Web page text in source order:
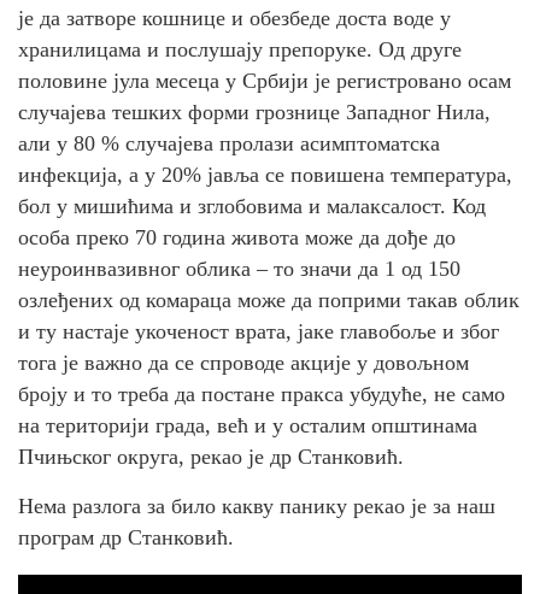
је да затворе кошнице и обезбеде доста воде у
хранилицама и послушају препоруке. Од друге
половине јула месеца у Србији је регистровано осам
случајева тешких форми грознице Западног Нила,
али у 80 % случајева пролази асимптоматска
инфекција, а у 20% јавља се повишена температура,
бол у мишићима и зглобовима и малаксалост. Код
особа преко 70 година живота може да дође до
неуроинвазивног облика – то значи да 1 од 150
озлеђених од комараца може да поприми такав облик
и ту настаје укоченост врата, јаке главобоље и због
тога је важно да се спроводе акције у довољном
броју и то треба да постане пракса убудуће, не само
на територији града, већ и у осталим општинама
Пчињског округа, рекао је др Станковић.
Нема разлога за било какву панику рекао је за наш
програм др Станковић.